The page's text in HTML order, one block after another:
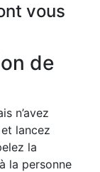
vous
de
n’avez
lancez
la
la personne